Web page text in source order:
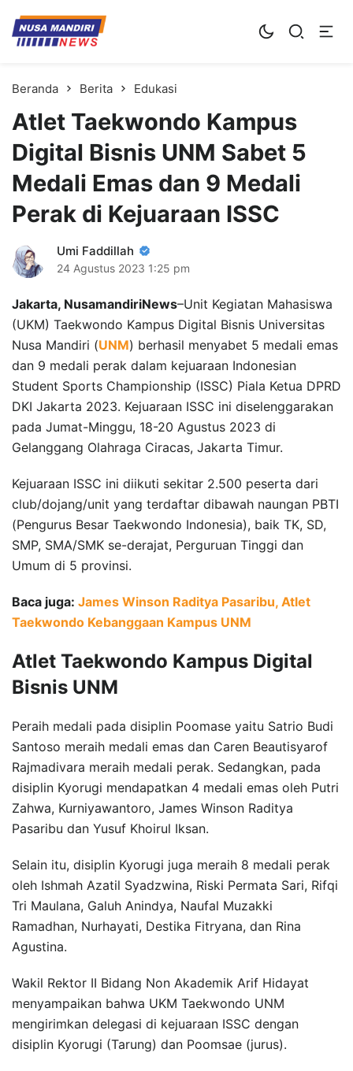
Kampus Digital Bisnis
Universitas Nusa Mandiri
Beranda Berita Edukasi
Atlet Taekwondo Kampus
Digital Bisnis UNM Sabet 5
Medali Emas dan 9 Medali
Perak di Kejuaraan ISSC
Umi Faddillah
24 Agustus 2023 1:25 pm
Jakarta, NusamandiriNews–Unit Kegiatan Mahasiswa
(UKM) Taekwondo Kampus Digital Bisnis Universitas
Nusa Mandiri (UNM) berhasil menyabet 5 medali emas
dan 9 medali perak dalam kejuaraan Indonesian
Student Sports Championship (ISSC) Piala Ketua DPRD
DKI Jakarta 2023. Kejuaraan ISSC ini diselenggarakan
pada Jumat-Minggu, 18-20 Agustus 2023 di
Gelanggang Olahraga Ciracas, Jakarta Timur.
Kejuaraan ISSC ini diikuti sekitar 2.500 peserta dari
club/dojang/unit yang terdaftar dibawah naungan PBTI
(Pengurus Besar Taekwondo Indonesia), baik TK, SD,
SMP, SMA/SMK se-derajat, Perguruan Tinggi dan
Umum di 5 provinsi.
Baca juga: James Winson Raditya Pasaribu, Atlet
Taekwondo Kebanggaan Kampus UNM
Atlet Taekwondo Kampus Digital
Bisnis UNM
Peraih medali pada disiplin Poomase yaitu Satrio Budi
Santoso meraih medali emas dan Caren Beautisyarof
Rajmadivara meraih medali perak. Sedangkan, pada
disiplin Kyorugi mendapatkan 4 medali emas oleh Putri
Zahwa, Kurniyawantoro, James Winson Raditya
Pasaribu dan Yusuf Khoirul Iksan.
Selain itu, disiplin Kyorugi juga meraih 8 medali perak
oleh Ishmah Azatil Syadzwina, Riski Permata Sari, Rifqi
Tri Maulana, Galuh Anindya, Naufal Muzakki
Ramadhan, Nurhayati, Destika Fitryana, dan Rina
Agustina.
Wakil Rektor II Bidang Non Akademik Arif Hidayat
menyampaikan bahwa UKM Taekwondo UNM
mengirimkan delegasi di kejuaraan ISSC dengan
disiplin Kyorugi (Tarung) dan Poomsae (jurus).